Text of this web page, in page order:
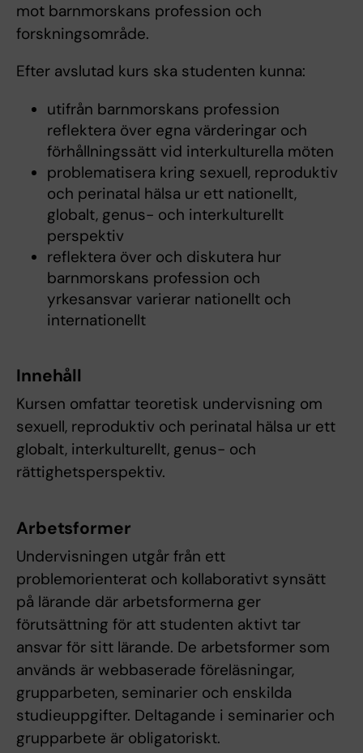
mot barnmorskans profession och
forskningsområde.
Efter avslutad kurs ska studenten kunna:
utifrån barnmorskans profession
reflektera över egna värderingar och
förhållningssätt vid interkulturella möten
problematisera kring sexuell, reproduktiv
och perinatal hälsa ur ett nationellt,
globalt, genus- och interkulturellt
perspektiv
reflektera över och diskutera hur
barnmorskans profession och
yrkesansvar varierar nationellt och
internationellt
Innehåll
Kursen omfattar teoretisk undervisning om
sexuell, reproduktiv och perinatal hälsa ur ett
globalt, interkulturellt, genus- och
rättighetsperspektiv.
Arbetsformer
Undervisningen utgår från ett
problemorienterat och kollaborativt synsätt
på lärande där arbetsformerna ger
förutsättning för att studenten aktivt tar
ansvar för sitt lärande. De arbetsformer som
används är webbaserade föreläsningar,
grupparbeten, seminarier och enskilda
studieuppgifter. Deltagande i seminarier och
grupparbete är obligatoriskt.